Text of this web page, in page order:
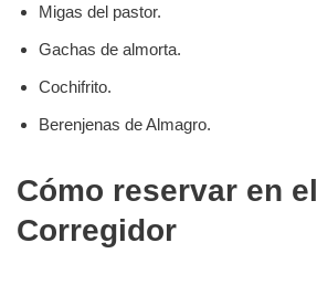
Migas del pastor.
Gachas de almorta.
Cochifrito.
Berenjenas de Almagro.
Cómo reservar en el
Corregidor